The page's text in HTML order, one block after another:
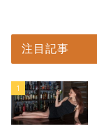
注目記事
1